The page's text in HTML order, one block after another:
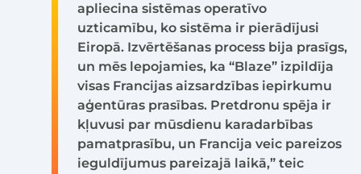
apliecina sistēmas operatīvo
uzticamību, ko sistēma ir pierādījusi
Eiropā. Izvērtēšanas process bija prasīgs,
un mēs lepojamies, ka “Blaze” izpildīja
visas Francijas aizsardzības iepirkumu
aģentūras prasības. Pretdronu spēja ir
kļuvusi par mūsdienu karadarbības
pamatprasību, un Francija veic pareizos
ieguldījumus pareizajā laikā,” teic